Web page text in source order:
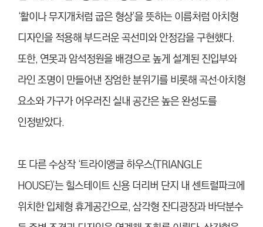
‘활이나 무지개처럼 굽은 형상’을 뜻하는 이름처럼 아치형
디자인을 적용해 부드러운 곡선미와 안정감을 구현했다.
또한, 연못과 암석정원을 배경으로 높게 설계된 진입부와
라인 조명이 만들어낸 장엄한 분위기를 비롯해 곡선·아치형
요소와 가구가 어우러진 실내 공간은 높은 완성도를
인정받았다.
또 다른 수상작 ‘트라이앵글 하우스(TRIANGLE
HOUSE)’는 힐스테이트 신용 더리버 단지 내 센트럴파크에
위치한 입체형 휴게공간으로, 삼각형 잔디광장과 바닥분수